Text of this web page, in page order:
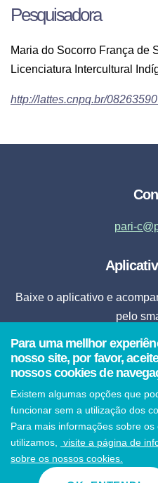
Pesquisadora
Maria do Socorro França de
Licenciatura Intercultural
http://lattes.cnpq.br/
pari-
Baixe o aplicativo e
pelo
Fazer
© 2021 PARI-c Todos
Para uma mellhor
nosso site, por favor,
nossos cookies de
Existem algumas opções que
funcionar sem a utilização dos
Para mais informações sobre os
utilizamos,
visite a página de
sobre os nossos cookies.